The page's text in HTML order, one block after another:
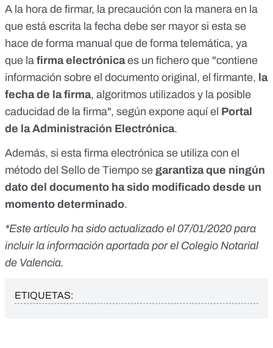
A la hora de firmar, la precaución con la manera en la
que está escrita la fecha debe ser mayor si esta se
hace de forma manual que de forma telemática, ya
que la firma electrónicaes un fichero que "contiene
información sobre el documento original, el firmante, la
fecha de la firma, algoritmos utilizados y la posible
caducidad de la firma", según expone aquíel Portal
de la Administración Electrónica.
Además, si esta firma electrónica se utiliza con el
método del Sello de Tiempo se garantiza que ningún
dato del documento ha sido modificado desde un
momento determinado.
*Este artículo ha sido actualizado el 07/01/2020 para
incluir la información aportada por el Colegio Notarial
de Valencia.
ETIQUETAS: